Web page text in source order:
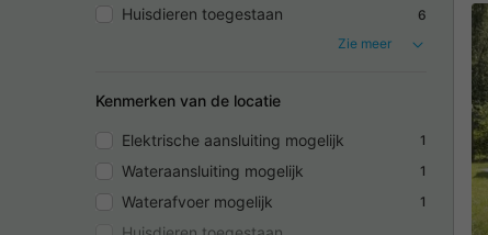
Huisdieren toegestaan
6
Zie meer
Kenmerken van de locatie
Elektrische aansluiting mogelijk 1
Wateraansluiting mogelijk 1
Waterafvoer mogelijk 1